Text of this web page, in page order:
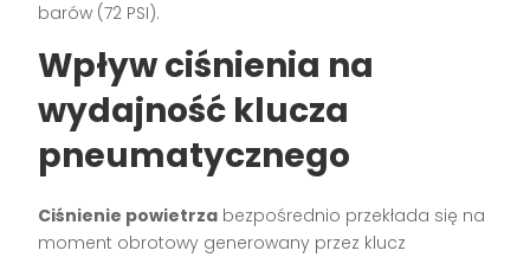
barów (72 PSI).
Wpływ ciśnienia na
wydajność klucza
pneumatycznego
Ciśnienie powietrza bezpośrednio przekłada się na
moment obrotowy generowany przez klucz